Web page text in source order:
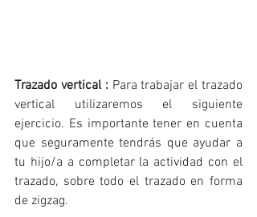
Trazado vertical : Para trabajar el trazado
vertical utilizaremos el siguiente
ejercicio. Es importante tener en cuenta
que seguramente tendrás que ayudar a
tu hijo/a a completar la actividad con el
trazado, sobre todo el trazado en forma
de zigzag.